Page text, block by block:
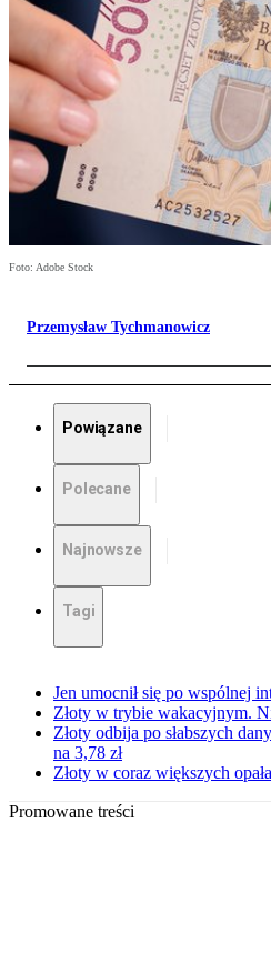
Foto: Adobe Stock
Przemysław Tychmanowicz
Powiązane
Polecane
Najnowsze
Tagi
Jen umocnił się po wspólnej
Złoty w trybie wakacyjnym.
Złoty odbija po słabszych
na 3,78 zł
Złoty w coraz większych
Promowane treści